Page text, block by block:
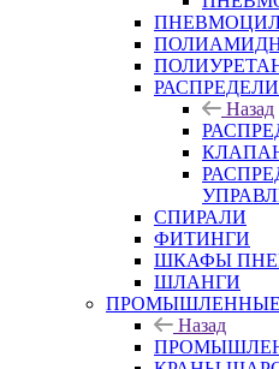
Назад
СПИРАЛИ
ФИТИНГИ
ШКАФЫ
ШЛАНГИ
Назад